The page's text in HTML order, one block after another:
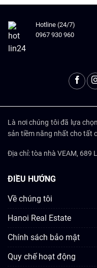
Hotline (24/7)
0967 930 960
Là nơi chúng tôi đã lựa
sản tiềm năng nhất cho tất
Địa chỉ: tòa nhà VEAM, 689
ĐIỀU HƯỚNG
Về chúng tôi
Hanoi Real Estate
Chính sách bảo mật
Quy chế hoạt động